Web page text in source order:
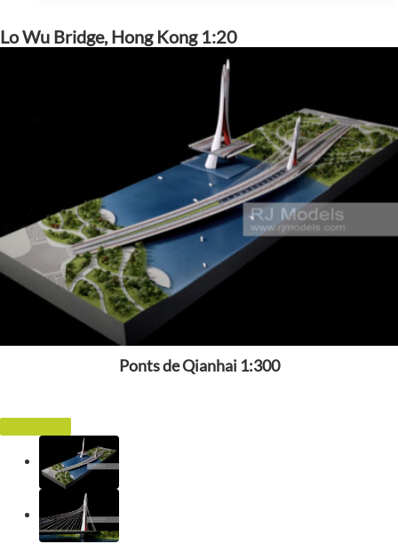
Lo Wu Bridge, Hong Kong 1:20
Ponts de Qianhai 1:300